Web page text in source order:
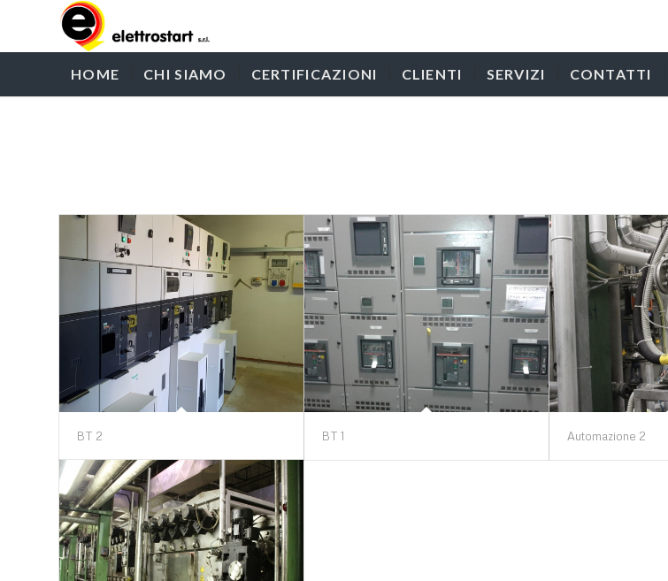
HOME CHI SIAMO CERTIFICAZIONI CLIENTI SERVIZI CONTATTI
BT 2 BT 1 Automazione 2